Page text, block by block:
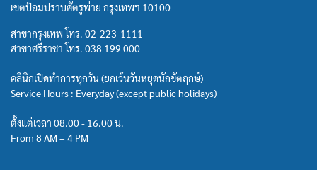
เขตป้อมปราบศัตรูพ่าย กรุงเทพฯ 10100
สาขากรุงเทพ โทร. 02-223-1111
สาขาศรีราชา โทร. 038 199 000
คลินิกเปิดทำการทุกวัน (ยกเว้นวันหยุดนักขัตฤกษ์)
Service Hours : Everyday (except public holidays)
ตั้งแต่เวลา 08.00 - 16.00 น.
From 8 AM – 4 PM